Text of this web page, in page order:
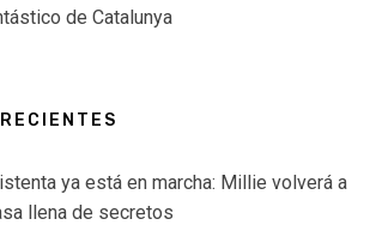
de Catalunya
ya está en marcha: Millie volverá a
llena de secretos